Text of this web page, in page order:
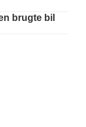
brugte bil